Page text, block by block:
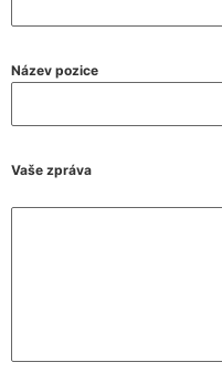
Název pozice
Vaše zpráva